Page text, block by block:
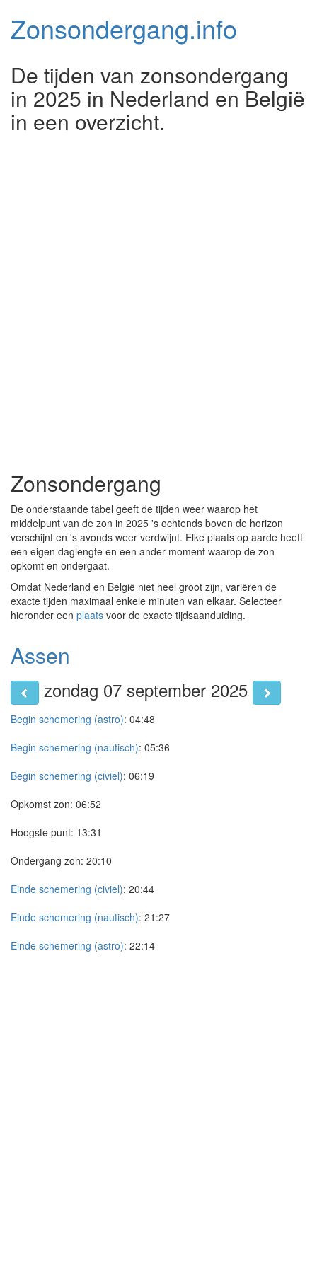
Zonsondergang.info
De tijden van zonsondergang
in 2025 in Nederland en België
in een overzicht.
Zonsondergang
De onderstaande tabel geeft de tijden weer waarop het
middelpunt van de zon in 2025 's ochtends boven de horizon
verschijnt en 's avonds weer verdwijnt. Elke plaats op aarde heeft
een eigen daglengte en een ander moment waarop de zon
opkomt en ondergaat.
Omdat Nederland en België niet heel groot zijn, variëren de
exacte tijden maximaal enkele minuten van elkaar. Selecteer
hieronder een plaats voor de exacte tijdsaanduiding.
Assen
zondag 07 september 2025
Begin schemering (astro): 04:48
Begin schemering (nautisch): 05:36
Begin schemering (civiel): 06:19
Opkomst zon: 06:52
Hoogste punt: 13:31
Ondergang zon: 20:10
Einde schemering (civiel): 20:44
Einde schemering (nautisch): 21:27
Einde schemering (astro): 22:14